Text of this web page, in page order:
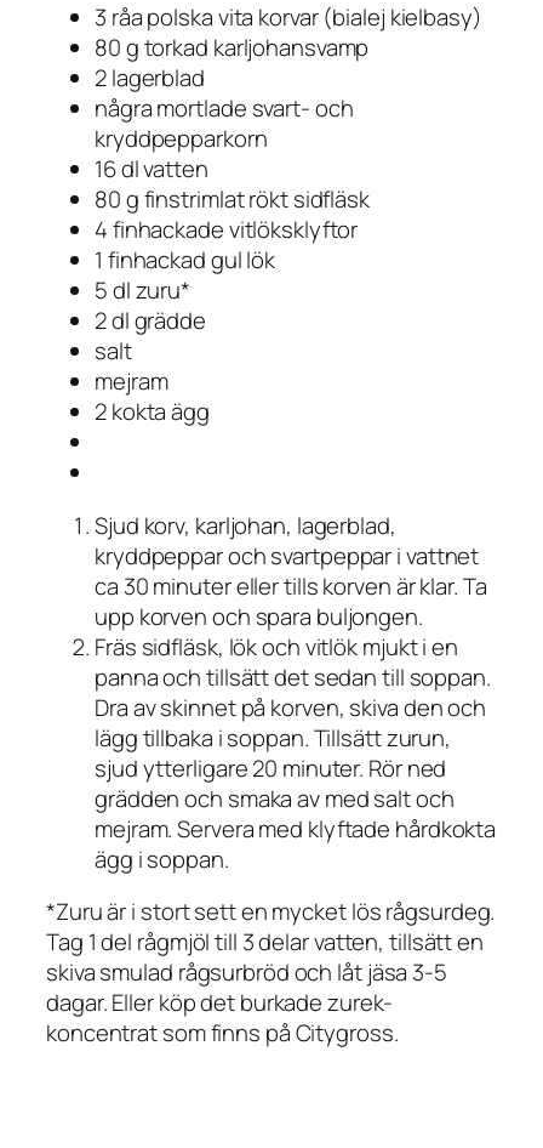
3 råa polska vita korvar (bialej kielbasy)
80 g torkad karljohansvamp
2 lagerblad
några mortlade svart- och
kryddpepparkorn
16 dl vatten
80 g finstrimlat rökt sidfläsk
4 finhackade vitlöksklyftor
1 finhackad gul lök
5 dl zuru*
2 dl grädde
salt
mejram
2 kokta ägg
Sjud korv, karljohan, lagerblad,
kryddpeppar och svartpeppar i vattnet
ca 30 minuter eller tills korven är klar. Ta
upp korven och spara buljongen.
Fräs sidfläsk, lök och vitlök mjukt i en
panna och tillsätt det sedan till soppan.
Dra av skinnet på korven, skiva den och
lägg tillbaka i soppan. Tillsätt zurun,
sjud ytterligare 20 minuter. Rör ned
grädden och smaka av med salt och
mejram. Servera med klyftade hårdkokta
ägg i soppan.
*Zuru är i stort sett en mycket lös rågsurdeg.
Tag 1 del rågmjöl till 3 delar vatten, tillsätt en
skiva smulad rågsurbröd och låt jäsa 3-5
dagar. Eller köp det burkade zurek-
koncentrat som finns på Citygross.